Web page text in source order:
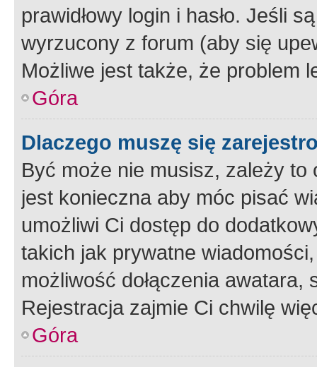
prawidłowy login i hasło. Jeśli
wyrzucony z forum (aby się
Możliwe jest także, że problem
Góra
Dlaczego muszę się
Być może nie musisz, zależy
jest konieczna aby móc pisać
umożliwi Ci dostęp do
takich jak prywatne
możliwość dołączenia
Rejestracja zajmie Ci chwilę
Góra